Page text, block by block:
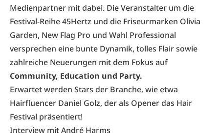
Medienpartner mit dabei. Die Veranstalter um die
Festival-Reihe 45Hertz und die Friseurmarken Olivia
Garden, New Flag Pro und Wahl Professional
versprechen eine bunte Dynamik, tolles Flair sowie
zahlreiche Neuerungen mit dem Fokus auf
Community, Education und Party.
Erwartet werden Stars der Branche, wie etwa
Hairfluencer Daniel Golz, der als Opener das Hair
Festival präsentiert!
Interview mit André Harms